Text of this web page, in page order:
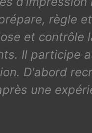
règle
et contrôle
Il participe
D'abord
une